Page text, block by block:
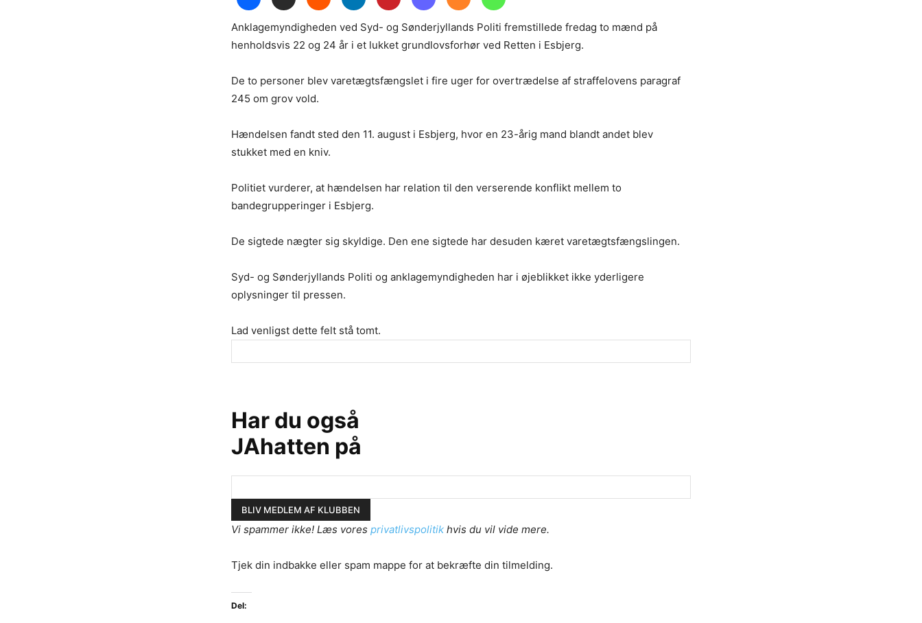
Anklagemyndigheden ved Syd- og Sønderjyllands Politi fremstillede fredag to mænd på
henholdsvis 22 og 24 år i et lukket grundlovsforhør ved Retten i Esbjerg.
De to personer blev varetægtsfængslet i fire uger for overtrædelse af straffelovens paragraf
245 om grov vold.
Hændelsen fandt sted den 11. august i Esbjerg, hvor en 23-årig mand blandt andet blev
stukket med en kniv.
Politiet vurderer, at hændelsen har relation til den verserende konflikt mellem to
bandegrupperinger i Esbjerg.
De sigtede nægter sig skyldige. Den ene sigtede har desuden kæret varetægtsfængslingen.
Syd- og Sønderjyllands Politi og anklagemyndigheden har i øjeblikket ikke yderligere
oplysninger til pressen.
Lad venligst dette felt stå tomt.
Har du også
JAhatten på
Vi spammer ikke! Læs vores privatlivspolitik hvis du vil vide mere.
Tjek din indbakke eller spam mappe for at bekræfte din tilmelding.
Del: